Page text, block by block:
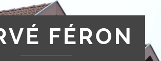
FÉRON